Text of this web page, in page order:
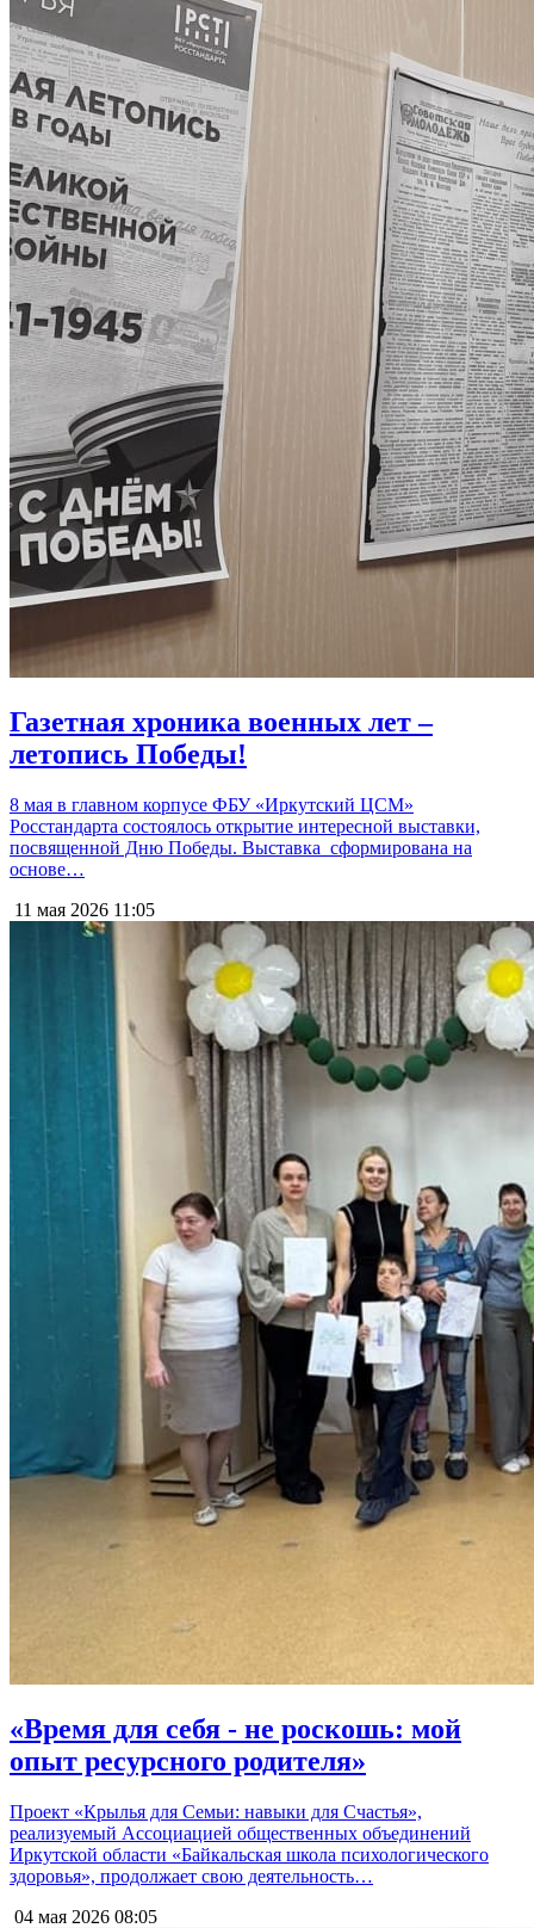
Газетная хроника военных лет –
летопись Победы!
8 мая в главном корпусе ФБУ «Иркутский ЦСМ»
Росстандарта состоялось открытие интересной выставки,
посвященной Дню Победы. Выставка сформирована на
основе…
11 мая 2026 11:05
«Время для себя - не роскошь: мой
опыт ресурсного родителя»
Проект «Крылья для Семьи: навыки для Счастья»,
реализуемый Ассоциацией общественных объединений
Иркутской области «Байкальская школа психологического
здоровья», продолжает свою деятельность…
04 мая 2026 08:05